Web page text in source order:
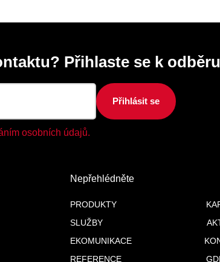
Přihlaste se k
Přihlásit se
osobních údajů.
Nepřehlédněte
PRODUKTY
SLUŽBY
EKOMUNIKACE
REFERENCE